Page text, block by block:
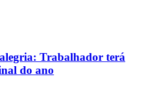
Trabalhador terá
do ano